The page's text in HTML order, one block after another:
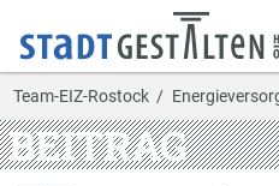
Team-EIZ-Rostock
BEITRAG